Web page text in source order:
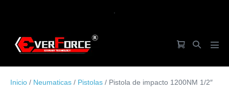
Carrito
compra
Alternar
Inicio / Neumaticas / Pistolas / Pistola de impacto 1200NM 1/2″